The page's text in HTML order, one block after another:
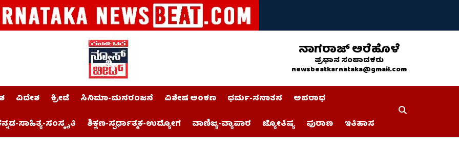
ನಾಗರಾಜ್ ಅರೆಹೊಳೆ
ಪ್ರಧಾನ ಸಂಪಾದಕರು
newsbeatkarnataka@gmail.com
ವಿದೇಶ ಕ್ರೀಡೆ ಸಿನಿಮಾ-ಮನರಂಜನೆ ವಿಶೇಷ ಅಂಕಣ ಧರ್ಮ-ಸನಾತನ
ಅಪರಾಧ
ಸಾಹಿತ್ಯ-ಸಂಸ್ಕೃತಿ
ಶಿಕ್ಷಣ-ಸ್ಪರ್ಧಾತ್ಮಕ-ಉದ್ಯೋಗ ವಾಣಿಜ್ಯ-ವ್ಯಾಪಾರ ಜ್ಯೋತಿಷ್ಯ ಪುರಾಣ ಇತಿಹಾಸ